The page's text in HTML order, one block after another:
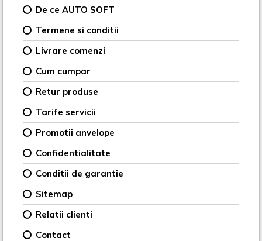
De ce AUTO SOFT
Termene si conditii
Livrare comenzi
Cum cumpar
Retur produse
Tarife servicii
Promotii anvelope
Confidentialitate
Conditii de garantie
Sitemap
Relatii clienti
Contact